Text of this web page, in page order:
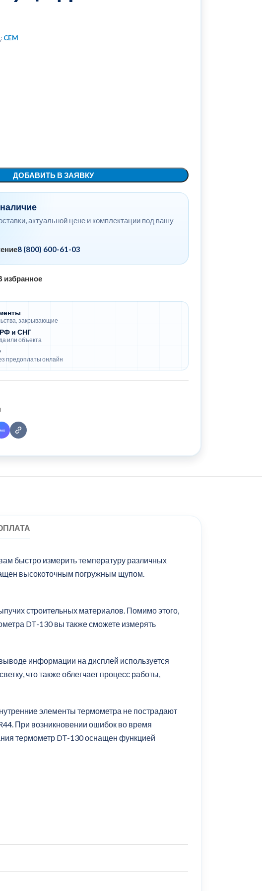
CEM
ДОБАВИТЬ В ЗАЯВКУ
актуальной цене и комплектации под вашу
8 (800) 600-61-03
избранное
закрывающие
и СНГ
или объекта
предоплаты онлайн
Поделиться в MAX
Скопировать ссылку
быстро измерить температуру различных
высокоточным погружным щупом.
строительных материалов. Помимо этого,
DT-130 вы также сможете измерять
информации на дисплей используется
что также облегчает процесс работы,
элементы термометра не пострадают
При возникновении ошибок во время
термометр DT-130 оснащен функцией